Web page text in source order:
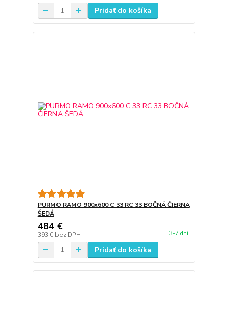
Pridať do košíka
PURMO RAMO 900x600 C 33 RC 33 BOČNÁ ČIERNA
ŠEDÁ
484 €
393 € bez DPH 3-7 dní
Pridať do košíka